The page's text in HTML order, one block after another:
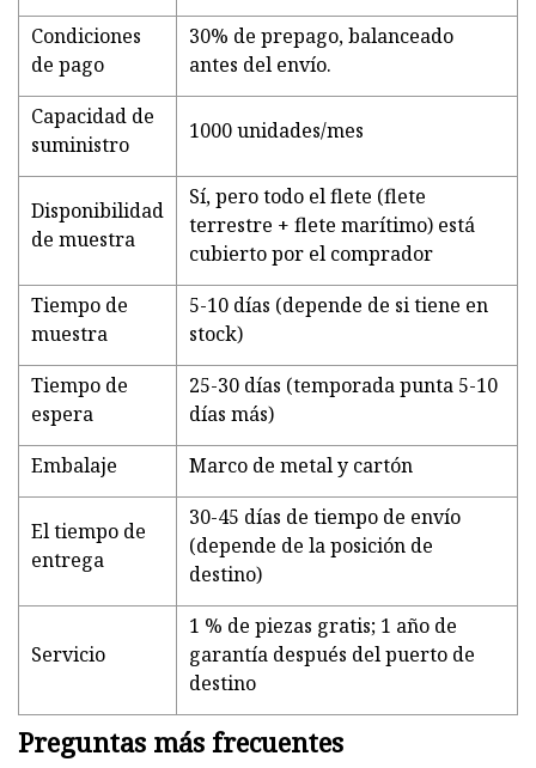
Condiciones
de pago
30% de prepago, balanceado
antes del envío.
Capacidad de
suministro
1000 unidades/mes
Disponibilidad
de muestra
Sí, pero todo el flete (flete
terrestre + flete marítimo) está
cubierto por el comprador
Tiempo de
muestra
5-10 días (depende de si tiene en
stock)
Tiempo de
espera
25-30 días (temporada punta 5-10
días más)
Embalaje
Marco de metal y cartón
El tiempo de
entrega
30-45 días de tiempo de envío
(depende de la posición de
destino)
Servicio
1 % de piezas gratis; 1 año de
garantía después del puerto de
destino
Preguntas más frecuentes